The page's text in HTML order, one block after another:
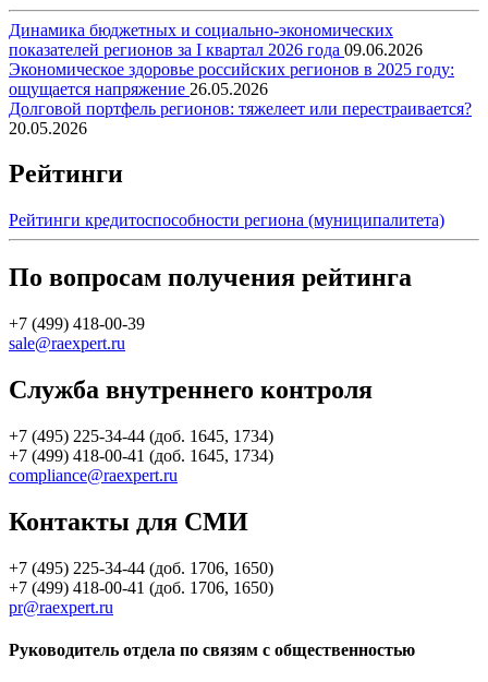
Динамика бюджетных и социально-экономических
показателей регионов за I квартал 2026 года 09.06.2026
Экономическое здоровье российских регионов в 2025 году:
ощущается напряжение 26.05.2026
Долговой портфель регионов: тяжелеет или перестраивается?
20.05.2026
Рейтинги
Рейтинги кредитоспособности региона (муниципалитета)
По вопросам получения рейтинга
+7 (499) 418-00-39
sale@raexpert.ru
Служба внутреннего контроля
+7 (495) 225-34-44 (доб. 1645, 1734)
+7 (499) 418-00-41 (доб. 1645, 1734)
compliance@raexpert.ru
Контакты для СМИ
+7 (495) 225-34-44 (доб. 1706, 1650)
+7 (499) 418-00-41 (доб. 1706, 1650)
pr@raexpert.ru
Руководитель отдела по связям с общественностью